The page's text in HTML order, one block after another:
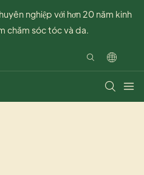
nghiệp với hơn 20 năm kinh
chăm sóc tóc và da.